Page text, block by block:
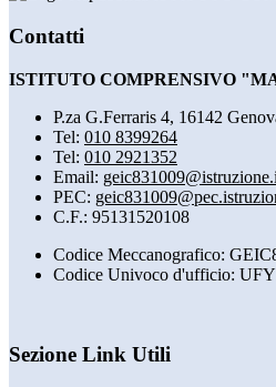
Contatti
ISTITUTO COMPRENSIVO
P.za G.Ferraris 4, 16142
Tel: 010 8399264
Tel: 010 2921352
Email:
PEC:
C.F.: 95131520108
Codice Meccanografico:
Codice Univoco d'ufficio:
Sezione Link Utili